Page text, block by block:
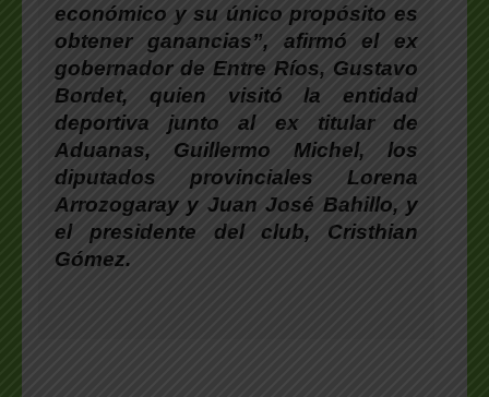
económico y su único propósito es
obtener ganancias”, afirmó el ex
gobernador de Entre Ríos, Gustavo
Bordet, quien visitó la entidad
deportiva junto al ex titular de
Aduanas, Guillermo Michel, los
diputados provinciales Lorena
Arrozogaray y Juan José Bahillo, y
el presidente del club, Cristhian
Gómez.